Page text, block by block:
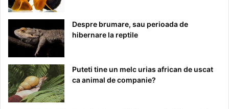
Despre brumare, sau perioada de
hibernare la reptile
Puteti tine un melc urias african de uscat
ca animal de companie?